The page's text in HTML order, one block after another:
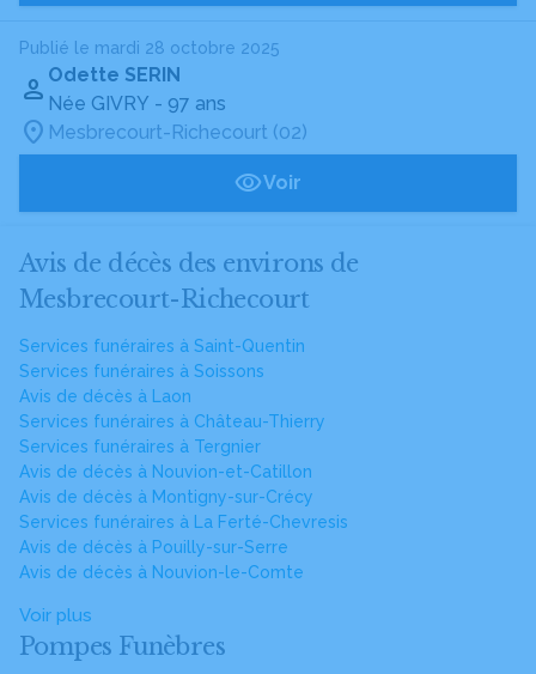
Publié le mardi 28 octobre 2025
Odette SERIN
Née GIVRY - 97 ans
Mesbrecourt-Richecourt (02)
Voir
Avis de décès des environs de
Mesbrecourt-Richecourt
Services funéraires à Saint-Quentin
Services funéraires à Soissons
Avis de décès à Laon
Services funéraires à Château-Thierry
Services funéraires à Tergnier
Avis de décès à Nouvion-et-Catillon
Avis de décès à Montigny-sur-Crécy
Services funéraires à La Ferté-Chevresis
Avis de décès à Pouilly-sur-Serre
Avis de décès à Nouvion-le-Comte
Voir plus
Pompes Funèbres